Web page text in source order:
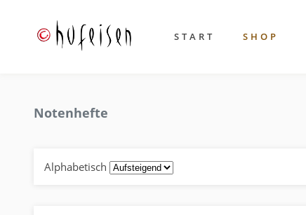
START SHOP
Notenhefte
Alphabetisch